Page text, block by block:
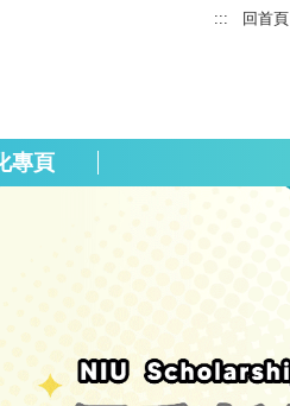
::: 回首頁
專頁